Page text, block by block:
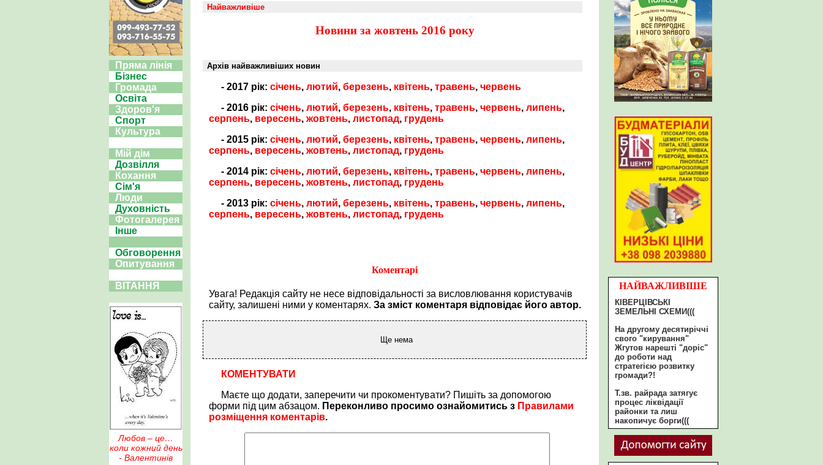
НАЙВАЖЛИВІШЕ
КІВЕРЦІВСЬКІ
ЗЕМЕЛЬНІ СХЕМИ(((
На другому десятиріччі
свого "кирування"
Жгутов нарешті "доріс"
до роботи над
стратегією розвитку
громади?!
Т.зв. райрада затягує
процес ліквідації
районки та лиш
накопичує борги(((
Пряма лінія
Бізнес
Громада
Освіта
Здоров'я
Спорт
Культура
Мій дім
Дозвілля
Кохання
Сім'я
Люди
Духовність
Фотогалерея
Інше
Обговорення
Опитування
ВІТАННЯ
Любов – це…
коли кожний день
- Валентинів
Найважливіше
Новини за жовтень 2016 року
Архів найважливіших новин
- 2017 рік: січень, лютий, березень, квітень, травень, червень
- 2016 рік: січень, лютий, березень, квітень, травень, червень, липень,
серпень, вересень, жовтень, листопад, грудень
- 2015 рік: січень, лютий, березень, квітень, травень, червень, липень,
серпень, вересень, жовтень, листопад, грудень
- 2014 рік: січень, лютий, березень, квітень, травень, червень, липень,
серпень, вересень, жовтень, листопад, грудень
- 2013 рік: січень, лютий, березень, квітень, травень, червень, липень,
серпень, вересень, жовтень, листопад, грудень
Коментарі
Увага! Редакція сайту не несе відповідальності за висловлювання користувачів
сайту, залишені ними у коментарях. За зміст коментаря відповідає його автор.
Ще нема
КОМЕНТУВАТИ
Маєте що додати, заперечити чи прокоментувати? Пишіть за допомогою
форми під цим абзацом. Переконливо просимо ознайомитись з Правилами
розміщення коментарів.